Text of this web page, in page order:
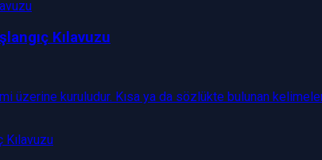
Kılavuzu
kuruludur. Kısa ya da sözlükte bulunan kelimeler